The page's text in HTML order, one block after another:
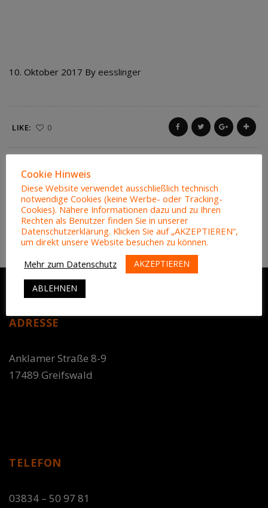
10. Oktober 2017 By eesslinger
LIKE: 0
ADRESSE
Anklamer Straße 8-9
17489 Greifswald
TELEFON
03834 – 50 97 81
Cookie Hinweis
Diese Website verwendet ausschließlich technisch
notwendige Cookies (keine Werbe- oder Tracking-
Cookies). Nähere Informationen dazu und zu Ihren
Rechten als Benutzer finden Sie in unserer
Datenschutzerklärung. Klicken Sie auf „AKZEPTIEREN“,
um direkt unsere Website besuchen zu können.
Mehr zum Datenschutz
AKZEPTIEREN
ABLEHNEN